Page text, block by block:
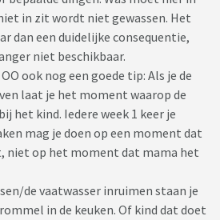
in zit wordt niet gewassen. Het
dan een duidelijke consequentie,
niet beschikbaar.
ook nog een goede tip: Als je de
laat je het moment waarop de
het kind. Iedere week 1 keer je
mag je doen op een moment dat
niet op het moment dat mama het
de vaatwasser inruimen staan je
in de keuken. Of kind dat doet